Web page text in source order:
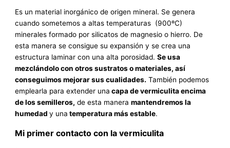
Es un material inorgánico de origen mineral. Se genera
cuando sometemos a altas temperaturas (900ºC)
minerales formado por silicatos de magnesio o hierro. De
esta manera se consigue su expansión y se crea una
estructura laminar con una alta porosidad.Se usa
mezclándolo con otros sustratos o materiales, así
conseguimos mejorar sus cualidades. También podemos
emplearla para extender una capa de vermiculita encima
de los semilleros, de esta maneramantendremos la
humedady una temperatura más estable.
Mi primer contacto con la vermiculita